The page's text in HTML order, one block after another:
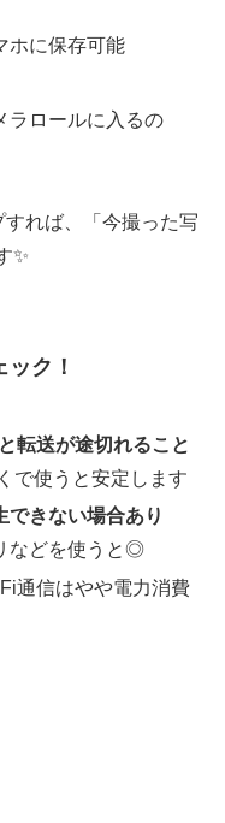
ホに保存可能
ラロールに入るの
れば、「今撮った写
✨
ク！
転送が途切れること
使うと安定します
できない場合あり
などを使うと◎
Fi通信はやや電力消費